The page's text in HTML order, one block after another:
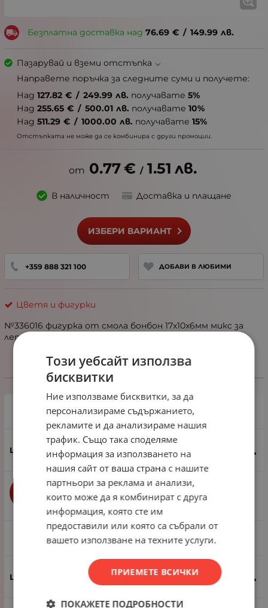
Безплатна доставка над 76.69 € / 149.99 лв.
Пазарувай и вземи отстъпка
Направете поръчка за следните суми и получете:
Над 127.82 € / 249.99 лв. получавате 5%
Над 255.65 € / 500.01 лв. получавате 10%
Над 511.29 € / 1000.00 лв. получавате 15%
Отстъпката не може да се комбинира с други промоции.
0.77€ / 1.51 лв.
В наличност Доставка и плащане
ИЗБЕРИ ВАРИАНТ
+359 888 321 100 ДОБАВИ В ЛЮБИМИ
Цветя и фигурки
№336016 фигурка от смола бонбон 17x10x6мм микс за
лепене 1пак 4броя
Избери вариант
1 пак - 40 броя
5.62€ лв.
1 пак - 4 броя
0.77 € 1.51 лв.
Този уебсайт използва
бисквитки
Ние използваме бисквитки, за да
персонализираме съдържанието,
рекламите и да анализираме нашия
трафик. Също така споделяме
информация за използването на
нашия сайт от ваша страна с нашите
партньори за реклама и анализи,
които може да я комбинират с друга
информация, която сте им
предоставили или която са събрали от
вашето използване на техните услуги.
ПРИЕМЕТЕ ВСИЧКИ
ПОКАЖЕТЕ ПОДРОБНОСТИ